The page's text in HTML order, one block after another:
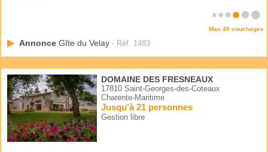
Max 40 couchages
Annonce Gîte du Velay - Réf. 1483
DOMAINE DES FRESNEAUX
17810 Saint-Georges-des-Coteaux
Charente-Maritime
Jusqu'à 21 personnes
Gestion libre